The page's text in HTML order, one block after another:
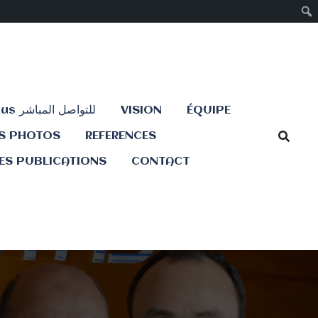
Contactez-nous للتواصل المباشر VISION ÉQUIPE
PHOTOS REFERENCES
PUBLICATIONS CONTACT